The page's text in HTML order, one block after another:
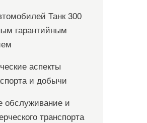
Танк 300
гарантийным
аспекты
и добычи
обслуживание и
транспорта